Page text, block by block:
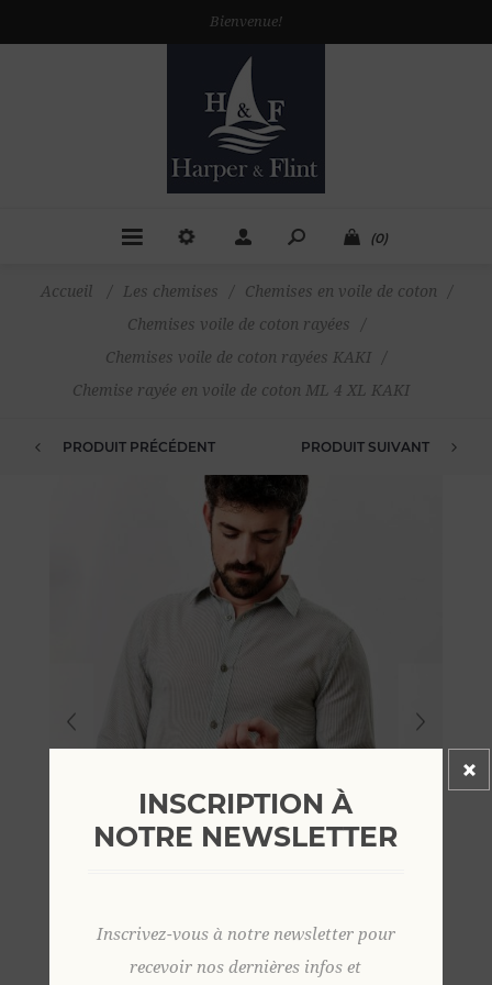
Bienvenue!
(0)
Accueil / Les chemises / Chemises en voile de coton
/
Chemises voile de coton rayées
/
Chemises voile de coton rayées KAKI
/
Chemise rayée en voile de coton ML 4 XL KAKI
PRODUIT PRÉCÉDENT PRODUIT SUIVANT
INSCRIPTION À
NOTRE NEWSLETTER
Inscrivez-vous à notre newsletter pour
recevoir nos dernières infos et